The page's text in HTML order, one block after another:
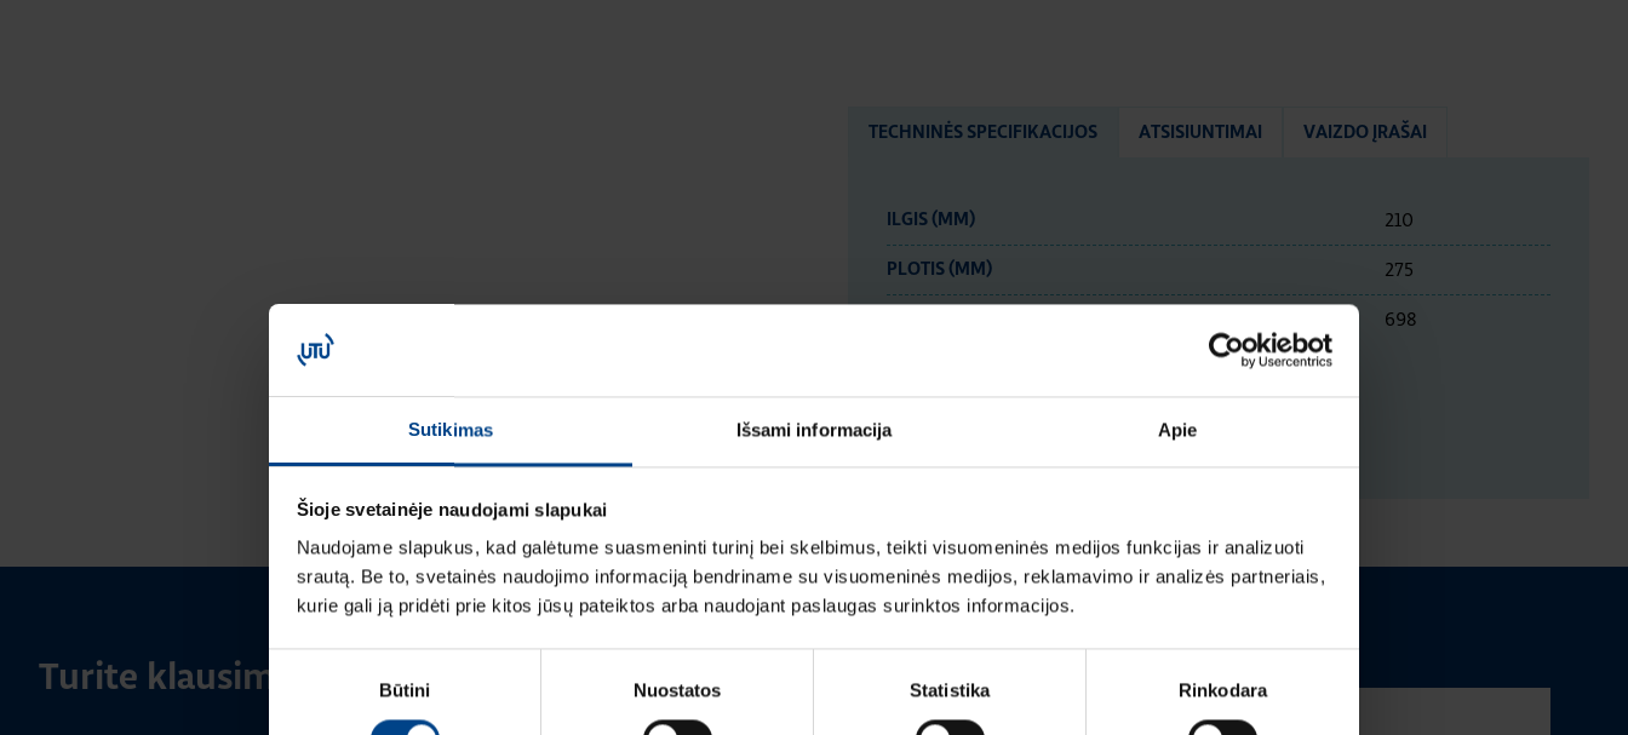
Sutikimas Išsami informacija Apie
Šioje svetainėje naudojami slapukai
Naudojame slapukus, kad galėtume suasmeninti turinį bei skelbimus, teikti visuomeninės medijos funkcijas ir analizuoti
srautą. Be to, svetainės naudojimo informaciją bendriname su visuomeninės medijos, reklamavimo ir analizės partneriais,
kurie gali ją pridėti prie kitos jūsų pateiktos arba naudojant paslaugas surinktos informacijos.
pasirinkimas
Būtini Nuostatos Statistika Rinkodara
TECHNINĖS SPECIFIKACIJOS ATSISIUNTIMAI VAIZDO ĮRAŠAI
ILGIS (MM) 210
PLOTIS (MM) 275
698
Turite klausimų? Susisiekite